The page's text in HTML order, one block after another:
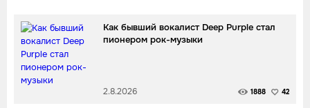
Как бывший вокалист Deep Purple стал
пионером рок-музыки
2.8.2026 1888 42